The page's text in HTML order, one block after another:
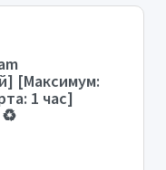
[Максимум:
1 час]
♻️